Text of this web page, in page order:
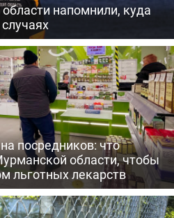
напомнили, куда
посредников: что
области, чтобы
льготных лекарств